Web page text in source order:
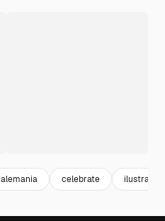
alemania celebrate